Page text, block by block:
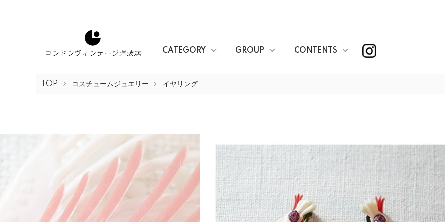
CATEGORY GROUP CONTENTS
TOP コスチュームジュエリー イヤリング